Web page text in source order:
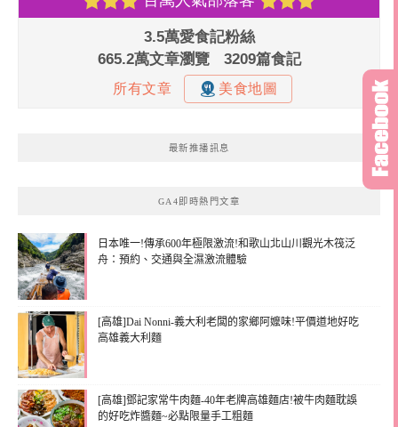
最新推播訊息
GA4即時熱門文章
日本唯一!傳承600年極限激流!和歌山北山川觀光木筏泛
舟：預約、交通與全濕激流體驗
[高雄]Dai Nonni-義大利老闆的家鄉阿嬤味!平價道地好吃
高雄義大利麵
[高雄]鄧記家常牛肉麵-40年老牌高雄麵店!被牛肉麵耽誤
的好吃炸醬麵~必點限量手工粗麵